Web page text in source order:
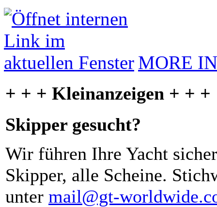
MORE
+ + + Kleinanzeigen + + +
Skipper gesucht?
Wir führen Ihre Yacht
Skipper, alle Scheine.
unter mail@gt-